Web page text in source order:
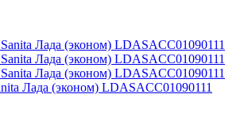
Лада (эконом) LDASACC01090111